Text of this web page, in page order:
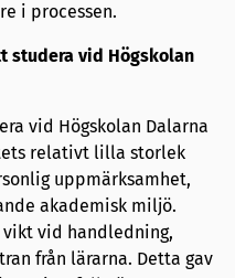
i processen.
studera vid Högskolan
vid Högskolan Dalarna
relativt lilla storlek
uppmärksamhet,
akademisk miljö.
vid handledning,
från lärarna. Detta gav